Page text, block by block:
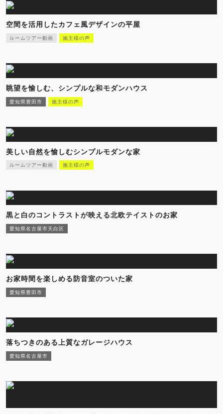
空間を活用したカフェ風デザインの平屋
ルームツアー動画 施主様の声
眺望を愉しむ、シンプルな和モダンハウス
愛知県豊田市 施主様の声
美しい自然を愉しむシンプルモダンな家
ルームツアー動画 施主様の声
黒と白のコントラストが映える北欧テイストのお家
愛知県名古屋市天白区
お家時間を楽しめる防音室のついた家
愛知県豊田市
落ちつきのある上質なガレージハウス
愛知県名古屋市